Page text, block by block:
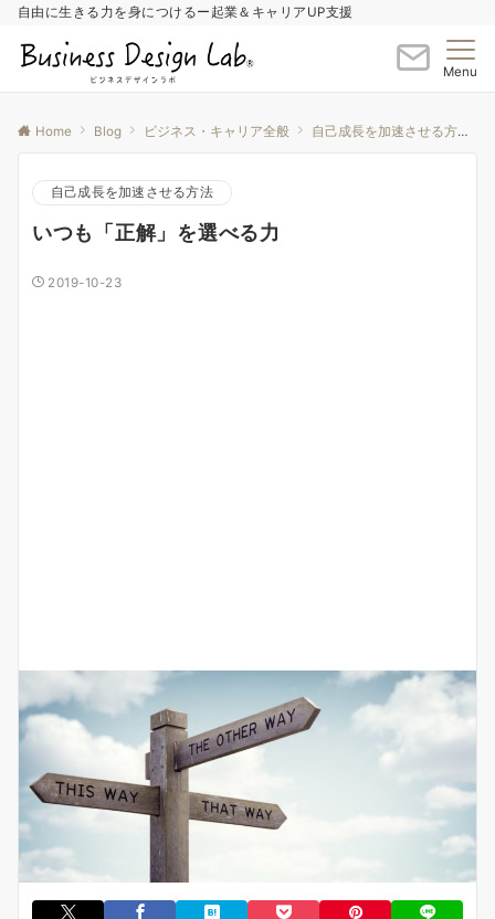
自由に生きる力を身につけるー起業＆キャリアUP支援
Menu
Home Blog ビジネス・キャリア全般 自己成長を加速させる方法
自己成長を加速させる方法
いつも「正解」を選べる力
2019-10-23